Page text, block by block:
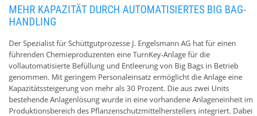
MEHR KAPAZITÄT DURCH AUTOMATISIERTES BIG BAG-
HANDLING
Der Spezialist für Schüttgutprozesse J. Engelsmann AG hat für einen
führenden Chemieproduzenten eine TurnKey-Anlage für die
vollautomatisierte Befüllung und Entleerung von Big Bags in Betrieb
genommen. Mit geringem Personaleinsatz ermöglicht die Anlage eine
Kapazitätssteigerung von mehr als 30 Prozent. Die aus zwei Units
bestehende Anlagenlösung wurde in eine vorhandene Anlageneinheit im
Produktionsbereich des Pflanzenschutzmittelherstellers integriert. Dabei